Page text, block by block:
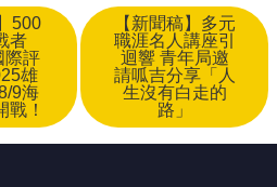
500
者
際評
雄
9海
戰！
【新聞稿】多元
職涯名人講座引
迴響 青年局邀
請呱吉分享「人
生沒有白走的
路」